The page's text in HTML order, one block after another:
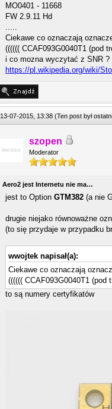
MO0401 - 11668
FW 2.9.11 Hd
.....
Ciekawe co oznaczają
(((((( CCAF093G0040T1 (pod
i co mozna wyczytać z SNR ?
https://pl.wikipedia.org/wiki/
13-07-2015, 13:38 (Ten post był
szopen
Moderator
Aero2 jest Internetu nie ma…
jest to Option GTM382 (a nie
drugie niejako równoważne
(to się przydaje w przypadku
wwojtek napisał(a):
Ciekawe co oznaczają
(((((( CCAF093G0040T1
to są numery certyfikatów